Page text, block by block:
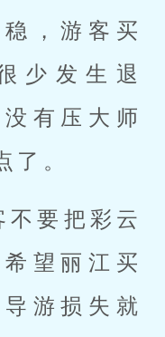
，游客买
少发生退
有压大师
了。
不要把彩云
望丽江买
游损失就